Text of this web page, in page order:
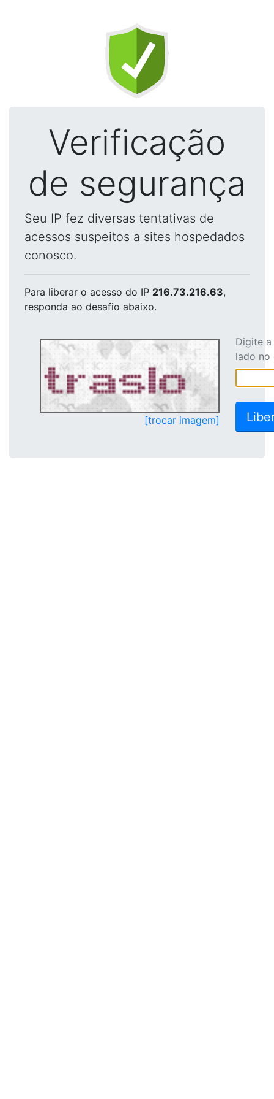
Verificação
de segurança
Seu IP fez diversas tentativas de
acessos suspeitos a sites hospedados
conosco.
Para liberar o acesso do IP 216.73.216.63,
responda ao desafio abaixo.
[trocar imagem]
Digite
lado no